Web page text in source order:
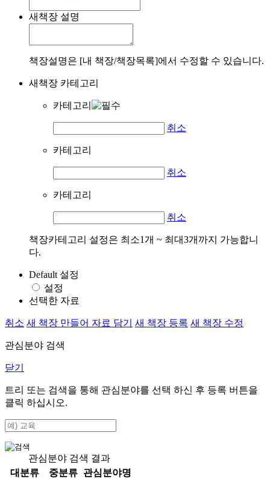
새책장 설명
책장설명은 [내 책장/책장목록]에서 수정할 수 있습니다.
새책장 카테고리
카테고리
취소
카테고리
취소
카테고리
취소
책장카테고리 설정은 최소1개 ~ 최대3개까지 가능합니
다.
Default 설정
설정
선택한 자료
취소 새 책장 만들어 자료 담기 새 책장 등록 새 책장 수정
관심분야 검색
닫기
트리 또는 검색을 통해 관심분야를 선택 하신 후 등록 버튼을
클릭 하십시오.
관심분야 검색 결과
대분류
중분류
관심분야명